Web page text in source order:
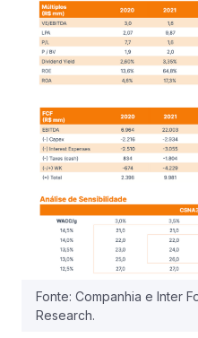
Fonte: Companhia e Inter
Research.